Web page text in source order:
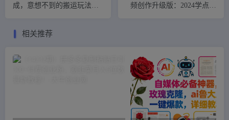
成，意想不到的搬运玩法，
频创作升级版：2024学点新
相关推荐